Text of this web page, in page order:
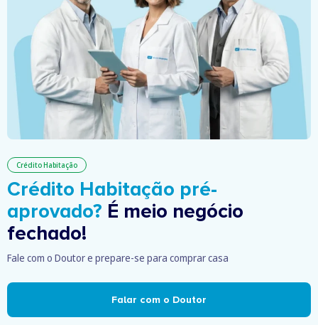
Crédito Habitação
Crédito Habitação pré-
aprovado? É meio negócio
fechado!
Fale com o Doutor e prepare-se para comprar casa
Falar com o Doutor